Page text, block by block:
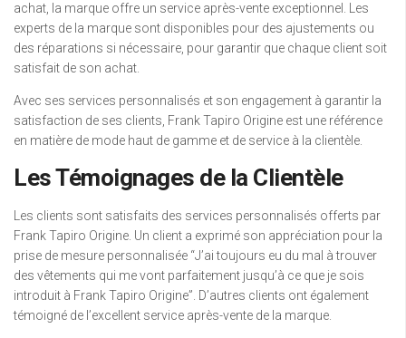
achat, la marque offre un service après-vente exceptionnel. Les
experts de la marque sont disponibles pour des ajustements ou
des réparations si nécessaire, pour garantir que chaque client soit
satisfait de son achat.
Avec ses services personnalisés et son engagement à garantir la
satisfaction de ses clients, Frank Tapiro Origine est une référence
en matière de mode haut de gamme et de service à la clientèle.
Les Témoignages de la Clientèle
Les clients sont satisfaits des services personnalisés offerts par
Frank Tapiro Origine. Un client a exprimé son appréciation pour la
prise de mesure personnalisée “J’ai toujours eu du mal à trouver
des vêtements qui me vont parfaitement jusqu’à ce que je sois
introduit à Frank Tapiro Origine”. D’autres clients ont également
témoigné de l’excellent service après-vente de la marque.